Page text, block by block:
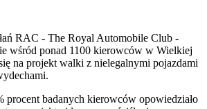
RAC - The Royal Automobile Club -
wśród ponad 1100 kierowców w Wielkiej
na projekt walki z nielegalnymi pojazdami
procent badanych kierowców opowiedziało